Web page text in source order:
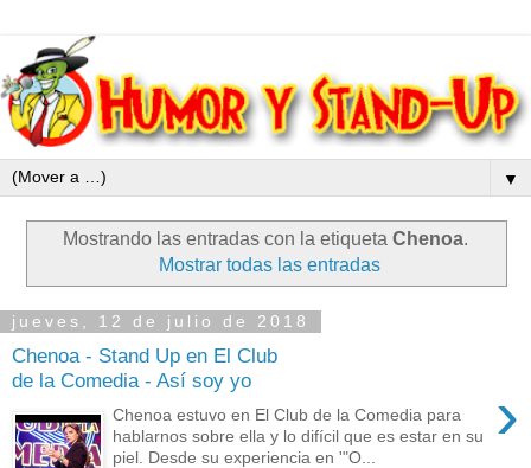
▼
Mostrando las entradas con la etiqueta Chenoa.
Mostrar todas las entradas
jueves, 12 de julio de 2018
Chenoa - Stand Up en El Club
de la Comedia - Así soy yo
›
Chenoa estuvo en El Club de la Comedia para
hablarnos sobre ella y lo difícil que es estar en su
piel. Desde su experiencia en '"O...